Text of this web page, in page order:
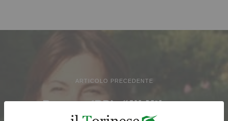
ARTICOLO PRECEDENTE
Pompeo (PD): “AV Milano-